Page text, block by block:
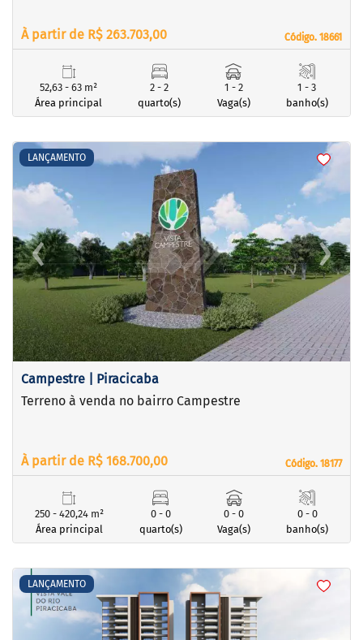
Código. 18661
Código. 18661
À partir de R$ 263.703,00
52,63 - 63 m²
Área principal
2 - 2
quarto(s)
1 - 2
Vaga(s)
1 - 3
banho(s)
LANÇAMENTO
< <<<
‹Previous ›Next
Campestre | Piracicaba
Código. 18177
Código. 18177
Terreno à venda no bairro Campestre
À partir de R$ 168.700,00
250 - 420,24 m²
Área principal
0 - 0
quarto(s)
0 - 0
Vaga(s)
0 - 0
banho(s)
LANÇAMENTO
<<<